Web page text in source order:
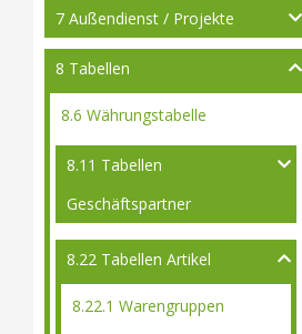
7 Außendienst / Projekte
8 Tabellen
8.6 Währungstabelle
8.11 Tabellen
Geschäftspartner
8.22 Tabellen Artikel
8.22.1 Warengruppen